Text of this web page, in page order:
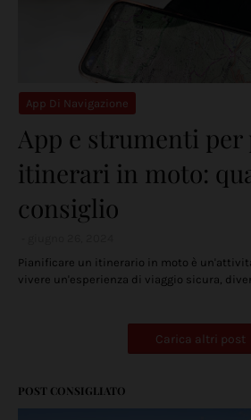
App Di Navigazione
App e strumenti
itinerari in moto:
consiglio
Pianificare un itinerario in moto è
vivere un'esperienza di viaggio sicura,
Carica altri post
POST CONSIGLIATO